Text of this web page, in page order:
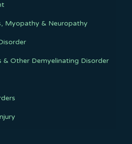
Myopathy & Neuropathy
& Other Demyelinating Disorder